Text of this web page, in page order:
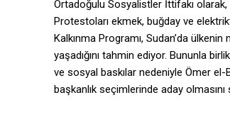
Ortadoğulu Sosyalistler İttifakı olarak,
Protestoları ekmek, buğday ve
Kalkınma Programı, Sudan’da
yaşadığını tahmin ediyor. Bununla
ve sosyal baskılar nedeniyle Ömer el-
başkanlık seçimlerinde aday